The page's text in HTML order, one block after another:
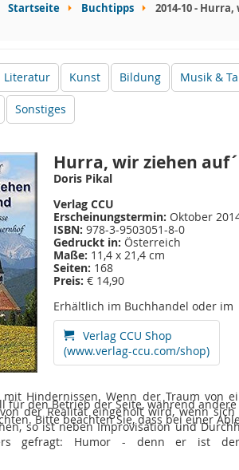
Startseite Buchtipps
2014-10 -
Literatur Kunst Bildung Musik &
Sonstiges
Hurra, wir ziehen
Doris Pikal
Verlag CCU
Erscheinungstermin: Oktober
ISBN: 978-3-9503051-8-0
Gedruckt in: Österreich
Maße: 11,4 x 21,4 cm
Seiten: 168
Preis: € 14,90
Erhältlich im Buchhandel oder im
Verlag CCU Shop
(www.verlag-ccu.com/shop)
mit Hindernissen. Wenn der Traum von
der Realität eingeholt wird, wenn
so ist neben Improvisation und
gefragt: Humor - denn er ist
den Betrieb der Seite, während
Bitte beachten Sie, dass bei einer